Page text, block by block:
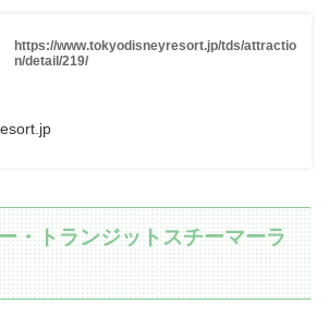
https://www.tokyodisneyresort.jp/tds/attractio
n/detail/219/
・トランジットスチーマーラ